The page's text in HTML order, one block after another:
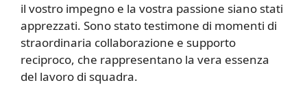
il vostro impegno e la vostra passione siano stati
apprezzati. Sono stato testimone di momenti di
straordinaria collaborazione e supporto
reciproco, che rappresentano la vera essenza
del lavoro di squadra.